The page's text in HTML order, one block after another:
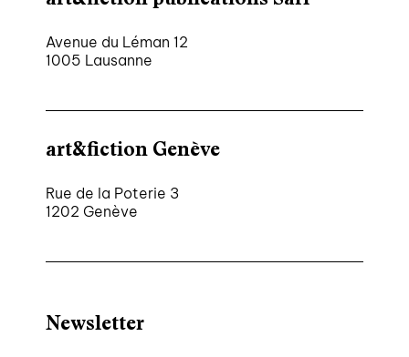
Avenue du Léman 12
1005 Lausanne
art&fiction Genève
Rue de la Poterie 3
1202 Genève
Newsletter